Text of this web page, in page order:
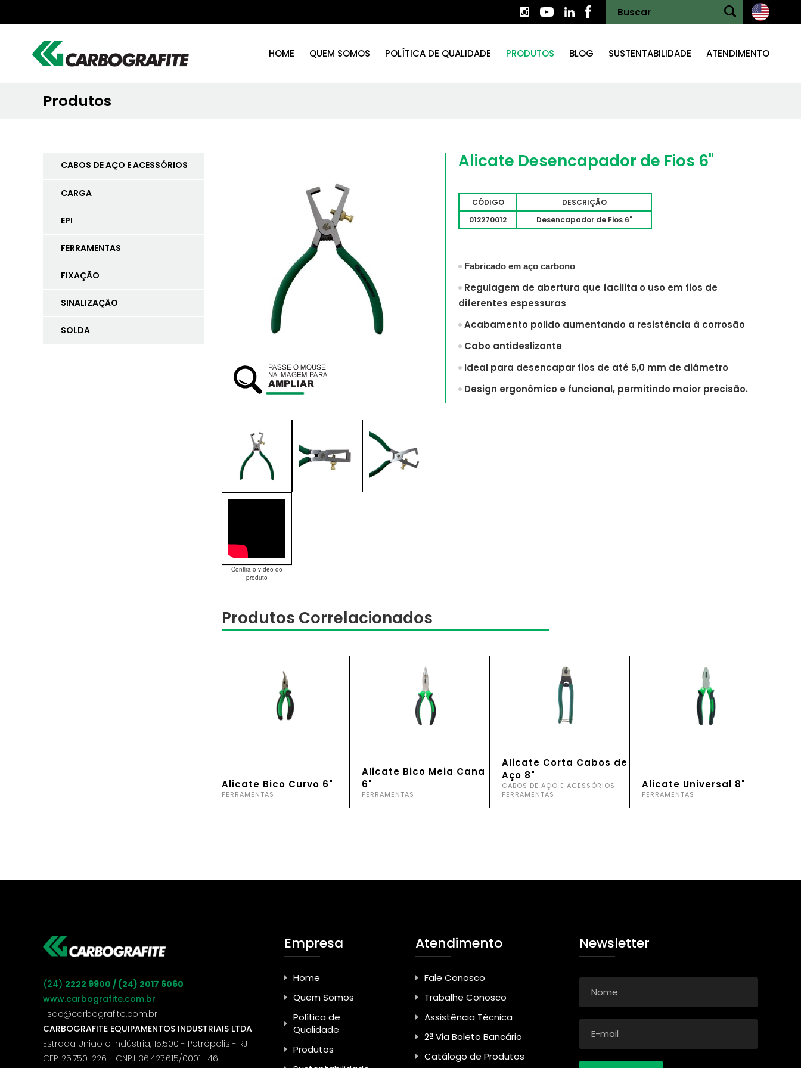
HOME QUEM SOMOS POLÍTICA DE QUALIDADE PRODUTOS BLOG SUSTENTABILIDADE ATENDIMENTO
Produtos
CABOS DE AÇO E ACESSÓRIOS
CARGA
EPI
FERRAMENTAS
FIXAÇÃO
SINALIZAÇÃO
SOLDA
Confira o vídeo do
produto
Alicate Desencapador de Fios 6"
CÓDIGO
DESCRIÇÃO
012270012
Desencapador de Fios 6"
Fabricado em aço carbono
Regulagem de abertura que facilita o uso em fios de
diferentes espessuras
Acabamento polido aumentando a resistência à corrosão
Cabo antideslizante
Ideal para desencapar fios de até 5,0 mm de diâmetro
Design ergonômico e funcional, permitindo maior precisão.
Produtos Correlacionados
Alicate Bico Curvo 6"
FERRAMENTAS
Alicate Bico Meia Cana
6"
FERRAMENTAS
Alicate Corta Cabos de
Aço 8"
CABOS DE AÇO E ACESSÓRIOS
FERRAMENTAS
Alicate Universal 8"
FERRAMENTAS
(24) 2222 9900 / (24) 2017 6060
www.carbografite.com.br
sac@carbografite.com.br
CARBOGRAFITE EQUIPAMENTOS INDUSTRIAIS LTDA
Estrada União e Indústria, 15.500 - Petrópolis - RJ
CEP: 25.750-226 - CNPJ: 36.427.615/0001- 46
Empresa
Home
Quem Somos
Política de
Qualidade
Produtos
Atendimento
Fale Conosco
Trabalhe Conosco
Assistência Técnica
2ª Via Boleto Bancário
Catálogo de Produtos
Newsletter